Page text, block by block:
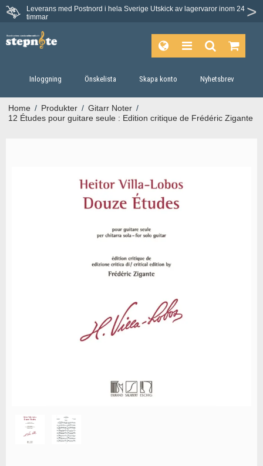
Leverans med Postnord i hela Sverige Utskick av lagervaror inom 24
timmar
Du har 30 dagars ångerrätt.
Inloggning Önskelista Skapa konto Nyhetsbrev
Home / Produkter / Gitarr Noter /
12 Études pour guitare seule : Edition critique de Frédéric Zigante